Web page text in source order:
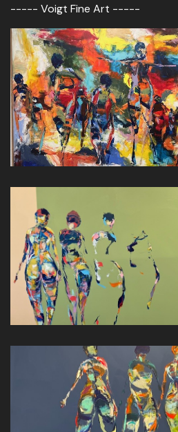
----- Voigt Fine Art -----